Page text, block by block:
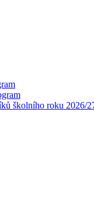
školního roku 2026/